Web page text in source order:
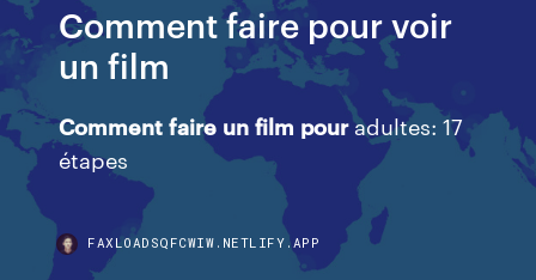
Comment faire pour voir
un film
Comment faire un film pouradultes: 17
étapes
FAXLOADSQFCWIW.NETLIFY.APP